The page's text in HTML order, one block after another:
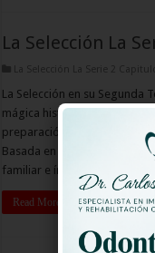
La Selección La
La Selección La Serie 2 Capitulo
La Selección en su Segunda
mágica historia de cinco
preparación, lograron
Basada en hechos de la
familiar e íntima de …
Read More »